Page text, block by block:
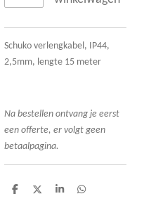
Schuko verlengkabel, IP44,
2,5mm, lengte 15 meter
Na bestellen ontvang je eerst
een offerte, er volgt geen
betaalpagina.
D
D
S
D